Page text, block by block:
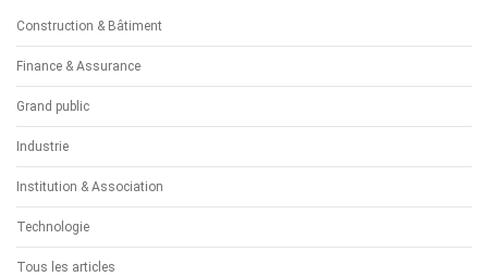
Construction & Bâtiment
Finance & Assurance
Grand public
Industrie
Institution & Association
Technologie
Tous les articles